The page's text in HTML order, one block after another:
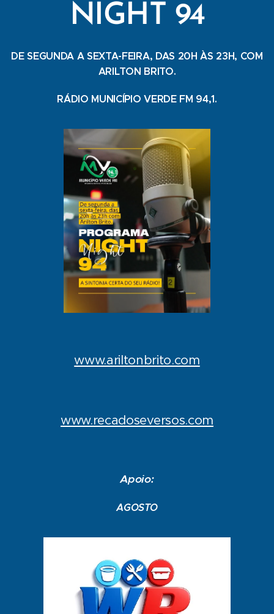
NIGHT 94
DE SEGUNDA A SEXTA-FEIRA, DAS 20H ÀS 23H, COM
ARILTON BRITO.
RÁDIO MUNICÍPIO VERDE FM 94,1.
www.ariltonbrito.com
www.recadoseversos.com
Apoio:
AGOSTO